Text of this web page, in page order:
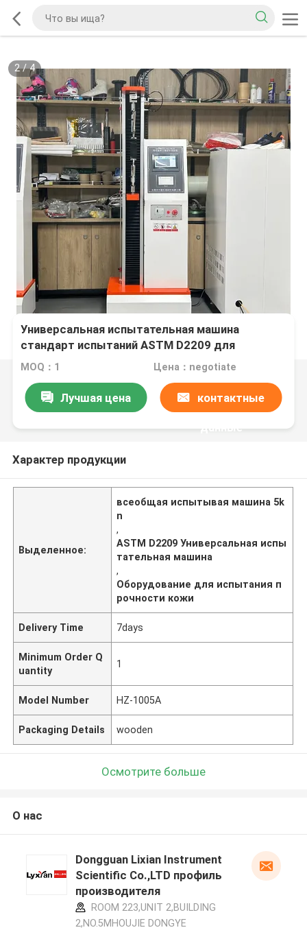
2/4
Универсальная испытательная машина
стандарт испытаний ASTM D2209 для
оборудования для испытания прочности кожи
5kn Максимальная нагрузка
MOQ：1 Цена：negotiate
Лучшая цена контактные
данные
Характер продукции
Выделенное:
всеобщая испытывая машина 5k
n
,
ASTM D2209 Универсальная испы
тательная машина
,
Оборудование для испытания п
рочности кожи
Delivery Time 7days
Minimum Order Q
uantity
1
Model Number HZ-1005A
Packaging Details wooden
Осмотрите больше
О нас
Dongguan Lixian Instrument
Scientific Co.,LTD профиль
производителя
ROOM 223,UNIT 2,BUILDING
2,NO.5MHOUJIE DONGYE